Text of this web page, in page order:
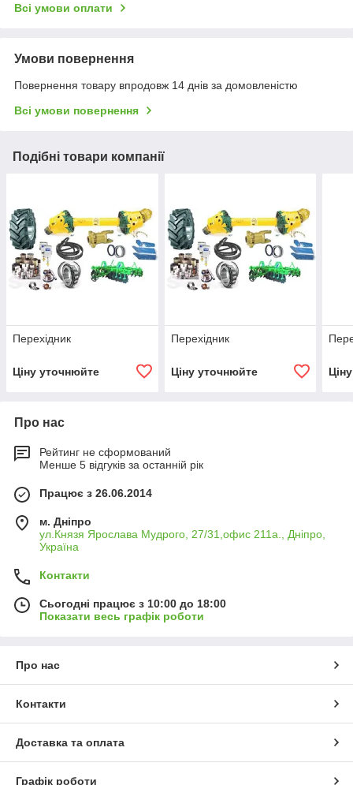
Всі умови оплати
Умови повернення
Повернення товару впродовж 14 днів за домовленістю
Всі умови повернення
Подібні товари компанії
Перехiдник
Ціну уточнюйте
Перехiдник
Ціну уточнюйте
Про нас
Рейтинг не сформований
Менше 5 відгуків за останній рік
Працює з 26.06.2014
м. Дніпро
ул.Князя Ярослава Мудрого, 27/31,офис 211а., Дніпро,
Україна
Контакти
Сьогодні працює з 10:00 до 18:00
Показати весь графік роботи
Про нас
Контакти
Доставка та оплата
Графік роботи